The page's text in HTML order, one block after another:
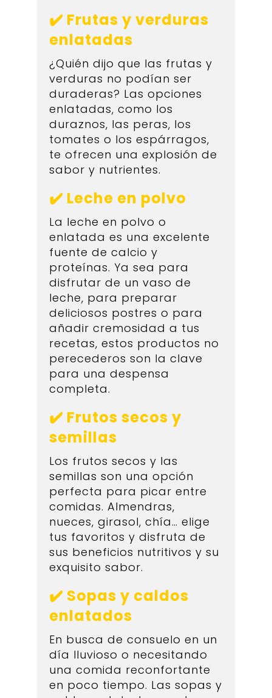
✔️ Frutas y verduras
enlatadas
¿Quién dijo que las frutas y
verduras no podían ser
duraderas? Las opciones
enlatadas, como los
duraznos, las peras, los
tomates o los espárragos,
te ofrecen una explosión de
sabor y nutrientes.
✔️ Leche en polvo
La leche en polvo o
enlatada es una excelente
fuente de calcio y
proteínas. Ya sea para
disfrutar de un vaso de
leche, para preparar
deliciosos postres o para
añadir cremosidad a tus
recetas, estos productos no
perecederos son la clave
para una despensa
completa.
✔️ Frutos secos y
semillas
Los frutos secos y las
semillas son una opción
perfecta para picar entre
comidas. Almendras,
nueces, girasol, chía… elige
tus favoritos y disfruta de
sus beneficios nutritivos y su
exquisito sabor.
✔️ Sopas y caldos
enlatados
En busca de consuelo en un
día lluvioso o necesitando
una comida reconfortante
en poco tiempo. Las sopas y